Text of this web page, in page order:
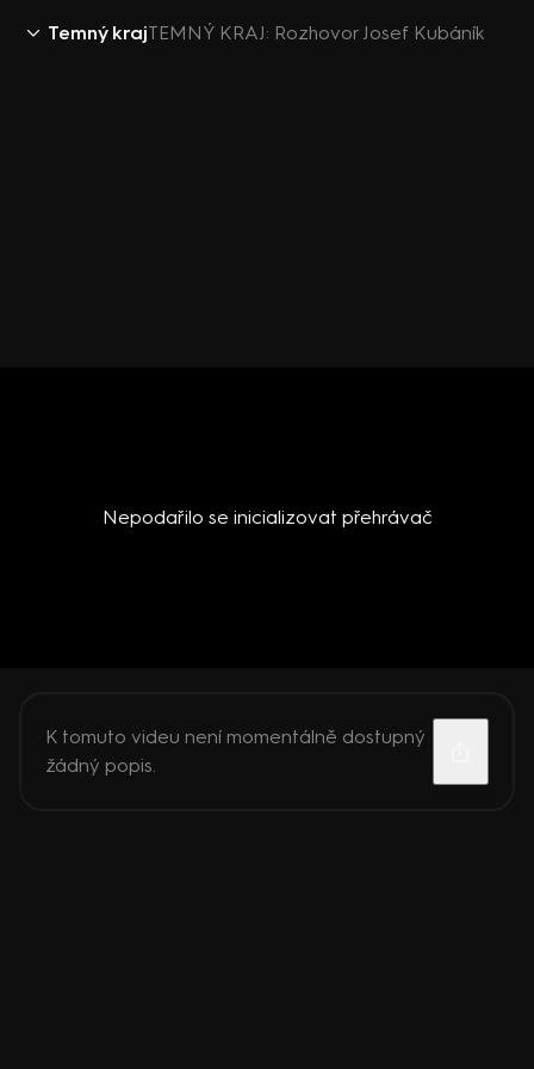
Temný krajTEMNÝ KRAJ: Rozhovor Josef Kubáník
Nepodařilo se inicializovat přehrávač
K tomuto videu není momentálně dostupný
žádný popis.